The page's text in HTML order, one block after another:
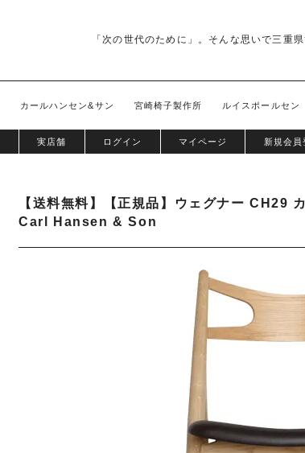
「次の世代のために」。そんな思いで三重
カールハンセン&サン 宮崎椅子製作所 ルイスポールセン
実店舗 ログイン マイページ 新規会員
【送料無料】【正規品】ウェグナー
Carl Hansen & Son